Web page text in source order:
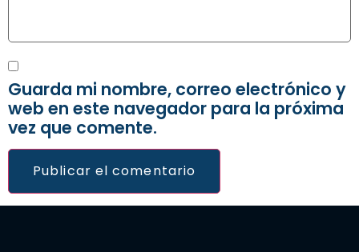
Guarda mi nombre, correo electrónico y
web en este navegador para la próxima
vez que comente.